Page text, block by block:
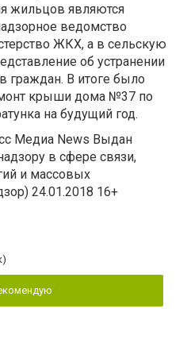
жильцов являются
ведомство
ЖКХ, а в сельскую
об устранении
В итоге было
крыши дома №37 по
на будущий год.
Медиа News Выдан
в сфере связи,
и массовых
24.01.2018 16+